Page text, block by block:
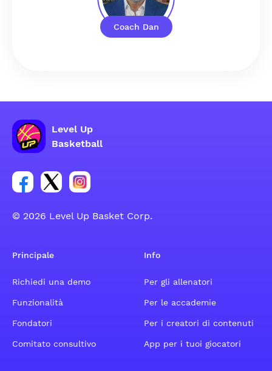
Coach Dan
Level Up
Basketball
Link per il gruppo social dell'account Facebook
Link per il gruppo social dell'account Tweeter
Link per il gruppo social dell'account
© 2026 Level Up Basket Corp.
Principale
Richiedi una demo
Funzionalità
Fondatori
Comitato consultivo
Info
Per gli allenatori
Per le accademie
Per i creatori di contenuti
App per i tuoi giocatori